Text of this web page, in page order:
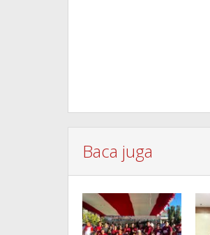
Baca juga